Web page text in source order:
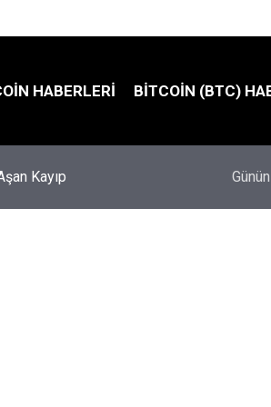
HABERLERI BITCOIN (BTC)
Kayıp XRP